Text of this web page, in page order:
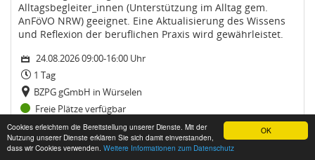
Alltagsbegleiter_innen (Unterstützung im Alltag gem.
AnFöVO NRW) geeignet. Eine Aktualisierung des Wissens
und Reflexion der beruflichen Praxis wird gewährleistet.
24.08.2026 09:00-16:00 Uhr
1 Tag
BZPG gGmbH in Würselen
Freie Plätze verfügbar
25-2026 Geistig fit und flexibel - Mit
Ⓒ BZPG Bildungszentrum für Pflege und Gesundheit gGmbH
in der StädteRegion Aachen 2026 powered by
easySoft Publish
Impressum
Datenschutz
OK
Cookies erleichtern die Bereitstellung unserer Dienste. Mit der
Nutzung unserer Dienste erklären Sie sich damit einverstanden,
dass wir Cookies verwenden. Weitere Informationen zum Datenschutz